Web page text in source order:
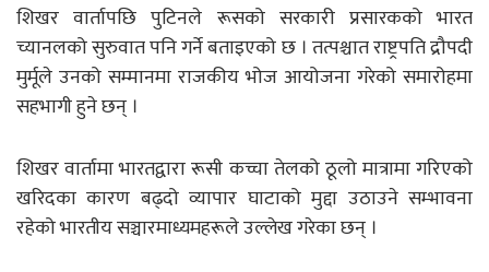
शिखर वार्तापछि पुटिनले रूसको सरकारी प्रसारकको भारत
च्यानलको सुरुवात पनि गर्ने बताइएको छ । तत्पश्चात राष्ट्रपति द्रौपदी
मुर्मूले उनको सम्मानमा राजकीय भोज आयोजना गरेको समारोहमा
सहभागी हुने छन् ।
शिखर वार्तामा भारतद्वारा रूसी कच्चा तेलको ठूलो मात्रामा गरिएको
खरिदका कारण बढ्दो व्यापार घाटाको मुद्दा उठाउने सम्भावना
रहेको भारतीय सञ्चारमाध्यमहरूले उल्लेख गरेका छन् ।